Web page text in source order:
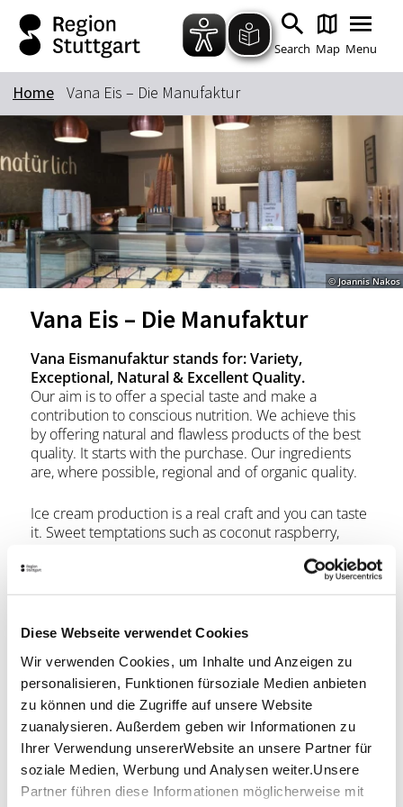
Diese Webseite verwendet Cookies
Wir verwenden Cookies, um Inhalte und Anzeigen zu
personalisieren, Funktionen fürsoziale Medien anbieten
zu können und die Zugriffe auf unsere Website
zuanalysieren. Außerdem geben wir Informationen zu
Ihrer Verwendung unsererWebsite an unsere Partner für
soziale Medien, Werbung und Analysen weiter.Unsere
Partner führen diese Informationen möglicherweise mit
Zum Hauptinhalt springen
Zur Suche springen
Zur Hauptnavigation
Zum Footer springen
Search Map Menu
Keyword
Home Vana Eis – Die Manufaktur
© Joannis Nakos
Vana Eis – Die Manufaktur
Vana Eismanufaktur stands for: Variety,
Exceptional, Natural & Excellent Quality.
Our aim is to offer a special taste and make a
contribution to conscious nutrition. We achieve this
by offering natural and flawless products of the best
quality. It starts with the purchase. Our ingredients
are, where possible, regional and of organic quality.
Ice cream production is a real craft and you can taste
it. Sweet temptations such as coconut raspberry,
More than 170 ice cream varieties have been created
free or vegan coffee specialties. We have been using
compostable materials since 2018. From paper cups,
paper bags and straws to edible spoons.
Location & Contact
Vana Eis - Die Manufaktur
Breitscheidstraße 20